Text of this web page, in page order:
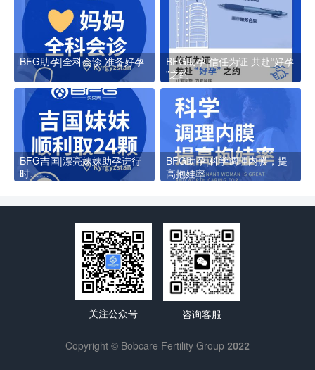
BFG助孕|全科会诊 准备好孕
BFG助孕|信任为证 共赴“好孕
”之约
BFG吉国|漂亮妹妹助孕进行
时……
BFG助孕|科学调理内膜，提
高抱娃率
关注公众号 咨询客服
Copyright © Bobcare Fertility Group 2022